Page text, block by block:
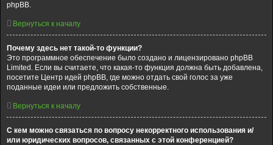
phpBB.
Вернуться к началу
Почему здесь нет такой-то функции?
Это программное обеспечение было создано и лицензировано phpBB
Limited. Если вы считаете, что какая-то функция должна быть добавлена,
посетите Центр идей phpBB, где можно отдать свой голос за уже
поданные идеи или предложить собственные.
Вернуться к началу
С кем можно связаться по вопросу некорректного использования и/
или юридических вопросов, связанных с этой конференцией?